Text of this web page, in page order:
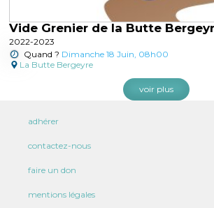
Vide Grenier de la Butte
2022-2023
Quand ? Dimanche 18 Juin, 08h00
La Butte Bergeyre
voir plus
adhérer
contactez-nous
faire un don
mentions légales